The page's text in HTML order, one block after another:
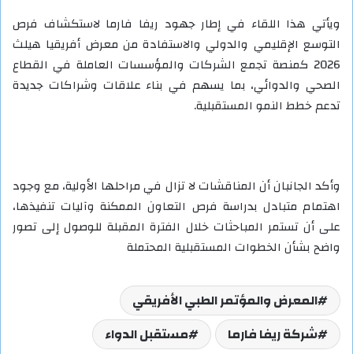
ويأتي هذا اللقاء في إطار جهود ريفا فارما لاستكشاف فرص
التوسع الإقليمي والدولي والاستفادة من معرض أفريقيا هيلث
2026 كمنصة تجمع الشركات والمؤسسات العاملة في القطاع
الصحي والدوائي، بما يسهم في بناء علاقات وشراكات جديدة
تدعم خطط النمو المستقبلية.
وأكد الجانبان أن المناقشات لا تزال في مراحلها الأولية، مع وجود
اهتمام متبادل بدراسة فرص التعاون الممكنة وآليات تنفيذها،
على أن تستمر المباحثات خلال الفترة المقبلة للوصول إلى تصور
واضح بشأن الخطوات المستقبلية المحتملة
المعرض والمؤتمر الطبي الأفريقي
شركة ريفا فارما
مستقبل الدواء